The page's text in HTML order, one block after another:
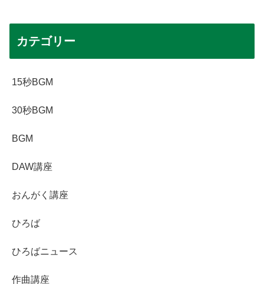
カテゴリー
15秒BGM
30秒BGM
BGM
DAW講座
おんがく講座
ひろば
ひろばニュース
作曲講座